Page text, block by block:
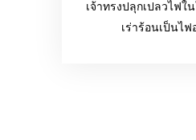
เจ้าทรงปลุกเปลวไฟใ
เร่าร้อนเป็นไ